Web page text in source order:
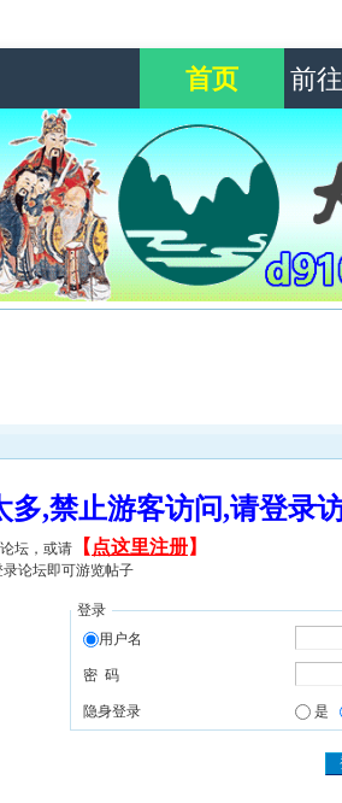
首页 前
多,禁止游客访问,请登
坛，或请 【 点这里注册】
论坛即可游览帖子
登录
用户名
密 码
隐身登录 是